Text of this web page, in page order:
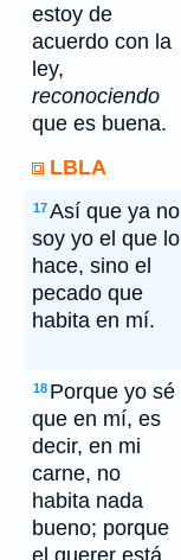
estoy de
acuerdo con la
ley,
reconociendo
que es buena.
LBLA
17Así que ya no
soy yo el que lo
hace, sino el
pecado que
habita en mí.
18 Porque yo sé
que en mí, es
decir, en mi
carne, no
habita nada
bueno; porque
el querer está